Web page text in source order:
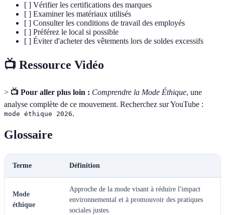
[ ] Vérifier les certifications des marques
[ ] Examiner les matériaux utilisés
[ ] Consulter les conditions de travail des employés
[ ] Préférez le local si possible
[ ] Éviter d'acheter des vêtements lors de soldes excessifs
📺 Ressource Vidéo
> 📺 Pour aller plus loin : Comprendre la Mode Éthique, une
analyse complète de ce mouvement. Recherchez sur YouTube :
mode éthique 2026.
Glossaire
Terme Définition
Mode
éthique
Approche de la mode visant à réduire l'impact
environnemental et à promouvoir des pratiques
sociales justes.